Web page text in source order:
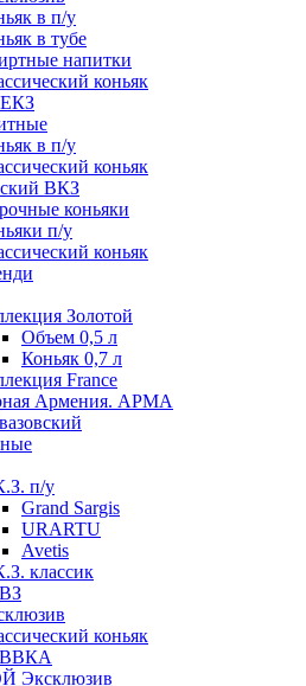
в п/у
в тубе
напитки
коньяк
в п/у
коньяк
ВКЗ
коньяки
п/у
коньяк
Золотой
Объем 0,5 л
Коньяк 0,7 л
France
Армения. АРМА
п/у
Grand Sargis
URARTU
Avetis
классик
коньяк
Эксклюзив